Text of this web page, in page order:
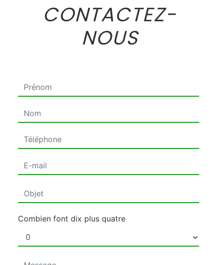
CONTACTEZ-
NOUS
Combien font dix plus quatre